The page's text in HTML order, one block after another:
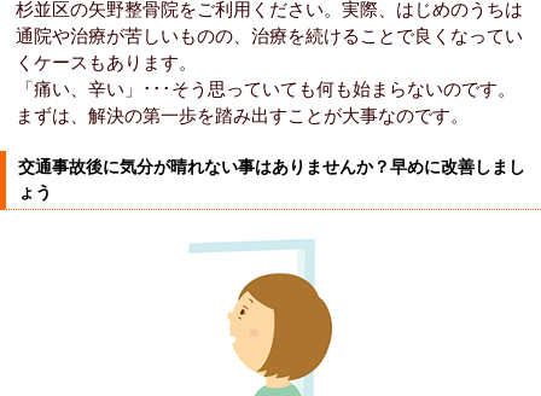
杉並区の矢野整骨院をご利用ください。実際、はじめのうちは
通院や治療が苦しいものの、治療を続けることで良くなってい
くケースもあります。
「痛い、辛い」･･･そう思っていても何も始まらないのです。
まずは、解決の第一歩を踏み出すことが大事なのです。
交通事故後に気分が晴れない事はありませんか？早めに改善しまし
ょう